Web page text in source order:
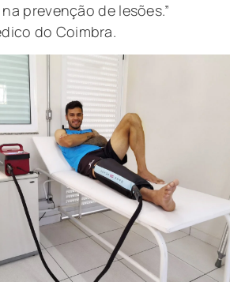
prevenção de lesões.”
do Coimbra.